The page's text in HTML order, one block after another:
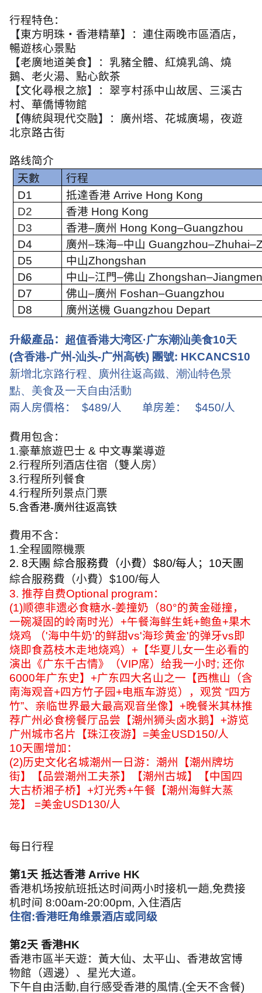
行程特色：
【東方明珠・香港精華】：連住兩晚市區酒店，
暢遊核心景點
【老廣地道美食】：乳豬全體、紅燒乳鴿、燒
鵝、老火湯、點心飲茶
【文化尋根之旅】：翠亨村孫中山故居、三溪古
村、華僑博物館
【傳統與現代交融】：廣州塔、花城廣場，夜遊
北京路古街
路线简介
天數
行程
D1
抵達香港 Arrive Hong Kong
D2
香港 Hong Kong
D3
香港–廣州 Hong Kong–Guangzhou
D4
廣州–珠海–中山
D5
中山Zhongshan
D6
中山–江門–佛山
D7
佛山–廣州 Foshan–Guangzhou
D8
廣州送機 Guangzhou Depart
升級產品： 超值香港大湾区·广东潮汕美食10天
(含香港-广州-汕头-广州高铁) 團號: HKCANCS10
新增北京路行程、廣州往返高鐵、潮汕特色景
點、美食及一天自由活動
兩人房價格：
$489/人 单房差： $450/人
費用包含：
1.豪華旅遊巴士 & 中文專業導遊
2.行程所列酒店住宿（雙人房）
3.行程所列餐食
4.行程所列景点门票
5.含香港-廣州往返高铁
費用不含：
1.全程國際機票
2. 8天團 綜合服務費（小費） $80/每人；10天團
綜合服務費（小費） $100/每人
3. 推荐自费Optional program：
(1)顺德非遗必食糖水-姜撞奶（80°的黄金碰撞，
一碗凝固的岭南时光） +午餐海鲜生蚝+鲍鱼+果木
烧鸡 （'海中牛奶'的鲜甜vs'海珍黄金'的弹牙vs即
烧即食荔枝木走地烧鸡） + 【华夏儿女一生必看的
演出《广东千古情》（VIP席）给我一小时; 还你
6000年广东史】 +广东四大名山之一【西樵山（含
南海观音+四方竹子园+电瓶车游览），观赏 “四方
竹”、亲临世界最大最高观音坐像】 +晚餐米其林推
荐广州必食榜餐厅品尝【潮州狮头卤水鹅】 +游览
广州城市名片【珠江夜游】 =美金USD150/人
10天團增加：
(2)历史文化名城潮州一日游：潮州【潮州牌坊
街】【品尝潮州工夫茶】【潮州古城】【中国四
大古桥湘子桥】 +灯光秀+午餐【潮州海鲜大蒸
笼】
=美金USD130/人
每日行程
第1天 抵达香港Arrive HK
香港机场按航班抵达时间两小时接机一趟,免费接
机时间 8:00am-20:00pm, 入住酒店
住宿:香港旺角维景酒店或同级
第2天 香港HK
香港市區半天遊：黃大仙、太平山、香港故宮博
物館（週邊）、星光大道。
下午自由活動,自行感受香港的風情.(全天不含餐)